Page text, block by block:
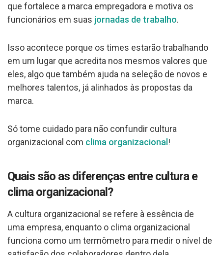
que fortalece a marca empregadora e motiva os
funcionários em suas jornadas de trabalho.
Isso acontece porque os times estarão trabalhando
em um lugar que acredita nos mesmos valores que
eles, algo que também ajuda na seleção de novos e
melhores talentos, já alinhados às propostas da
marca.
Só tome cuidado para não confundir cultura
organizacional com clima organizacional!
Quais são as diferenças entre cultura e
clima organizacional?
A cultura organizacional se refere à essência de
uma empresa, enquanto o clima organizacional
funciona como um termômetro para medir o nível de